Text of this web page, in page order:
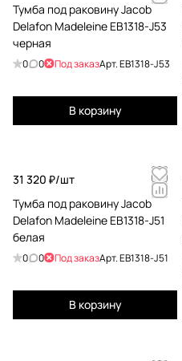
Тумба под раковину Jacob
Delafon Madeleine EB1318-J53
черная
0 0 Под заказАрт.EB1318-J53
В корзину
31 320 ₽/шт
Тумба под раковину Jacob
Delafon Madeleine EB1318-J51
белая
0 0 Под заказАрт.EB1318-J51
В корзину